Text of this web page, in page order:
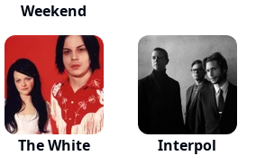
Weekend
The White
Interpol